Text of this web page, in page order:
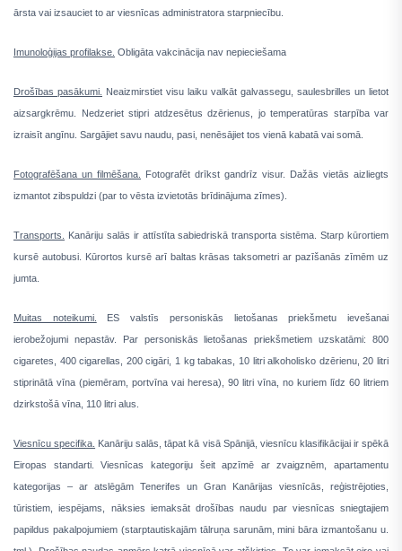
ārsta vai izsauciet to ar viesnīcas administratora starpniecību.
Imunoloģijas profilakse. Obligāta vakcinācija nav nepieciešama
Drošības pasākumi.
Neaizmirstiet visu laiku valkāt galvassegu, saulesbrilles un lietot
aizsargkrēmu. Nedzeriet stipri atdzesētus dzērienus, jo temperatūras starpība var
izraisīt angīnu. Sargājiet savu naudu, pasi, nenēsājiet tos vienā kabatā vai somā.
Fotografēšana un filmēšana.
Fotografēt drīkst gandrīz visur. Dažās vietās aizliegts
izmantot zibspuldzi (par to vēsta izvietotās brīdinājuma zīmes).
Transports.
Kanāriju salās ir attīstīta sabiedriskā transporta sistēma. Starp kūrortiem
kursē autobusi. Kūrortos kursē arī baltas krāsas taksometri ar pazīšanās zīmēm uz
jumta.
Muitas noteikumi.
ES valstīs personiskās lietošanas priekšmetu ievešanai
ierobežojumi nepastāv. Par personiskās lietošanas priekšmetiem uzskatāmi: 800
cigaretes, 400 cigarellas, 200 cigāri, 1 kg tabakas, 10 litri alkoholisko dzērienu, 20 litri
stiprinātā vīna (piemēram, portvīna vai heresa), 90 litri vīna, no kuriem līdz 60 litriem
dzirkstošā vīna, 110 litri alus.
Viesnīcu specifika. Kanāriju salās, tāpat kā visā Spānijā, viesnīcu klasifikācijai ir spēkā
Eiropas standarti. Viesnīcas kategoriju šeit apzīmē ar zvaigznēm, apartamentu
kategorijas – ar atslēgām Tenerifes un Gran Kanārijas viesnīcās, reģistrējoties,
tūristiem, iespējams, nāksies iemaksāt drošības naudu par viesnīcas sniegtajiem
papildus pakalpojumiem (starptautiskajām tālruņa sarunām, mini bāra izmantošanu u.